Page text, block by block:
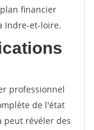
financier
Indre-et-loire.
professionnel
de l'état
peut révéler des